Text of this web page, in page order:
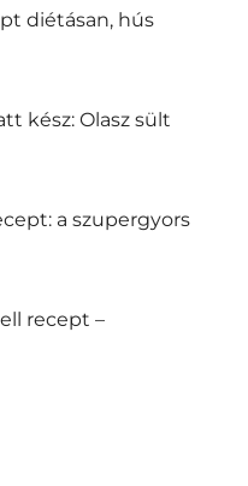
diétásan, hús
kész: Olasz sült
a szupergyors
recept –